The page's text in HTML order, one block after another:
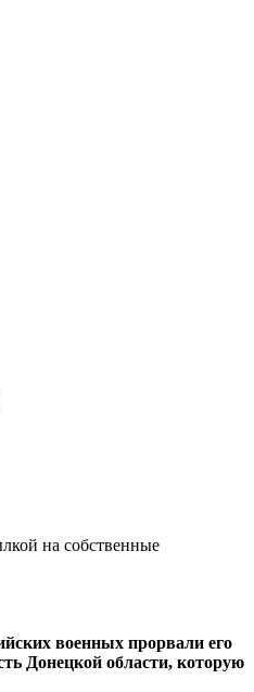
на собственные
военных прорвали его
Донецкой области, которую